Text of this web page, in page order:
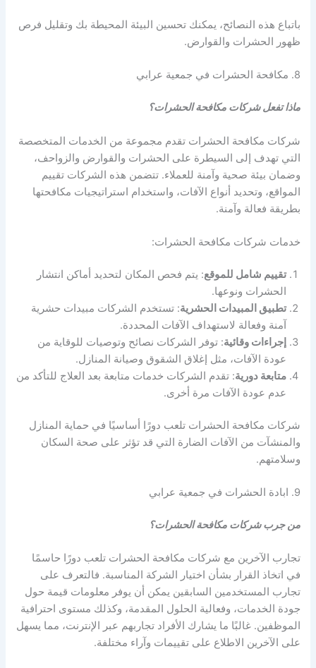
باتباع هذه النصائح، يمكنك تحسين البيئة المحيطة بك وتقليل فرص
ظهور الحشرات والقوارض.
8. مكافحة الحشرات في جمعية عرابي
ماذا تفعل شركات مكافحة الحشرات؟
شركات مكافحة الحشرات تقدم مجموعة من الخدمات المتخصصة
التي تهدف إلى السيطرة على الحشرات والقوارض والزواحف،
وضمان بيئة صحية وآمنة للعملاء. تتضمن هذه الشركات تقييم
المواقع، وتحديد أنواع الآفات، واستخدام استراتيجيات مكافحتها
بطريقة فعالة وآمنة.
خدمات شركات مكافحة الحشرات:
تقييم شامل للموقع: يتم فحص المكان لتحديد أماكن انتشار
الحشرات ونوعها.
تطبيق المبيدات الحشرية: تستخدم الشركات مبيدات حشرية
آمنة وفعالة لاستهداف الآفات المحددة.
إجراءات وقائية: توفر الشركات نصائح وتوصيات للوقاية من
عودة الآفات، مثل إغلاق الشقوق وصيانة المنازل.
متابعة دورية: تقدم الشركات خدمات متابعة بعد العلاج للتأكد من
عدم عودة الآفات مرة أخرى.
شركات مكافحة الحشرات تلعب دورًا أساسيًا في حماية المنازل
والمنشآت من الآفات الضارة التي قد تؤثر على صحة السكان
وسلامتهم.
9. ابادة الحشرات في جمعية عرابي
من جرب شركات مكافحة الحشرات؟
تجارب الآخرين مع شركات مكافحة الحشرات تلعب دورًا حاسمًا
في اتخاذ القرار بشأن اختيار الشركة المناسبة. فالتعرف على
تجارب المستخدمين السابقين يمكن أن يوفر معلومات قيمة حول
جودة الخدمات، وفعالية الحلول المقدمة، وكذلك مستوى احترافية
الموظفين. غالبًا ما يشارك الأفراد تجاربهم عبر الإنترنت، مما يسهل
على الآخرين الاطلاع على تقييمات وآراء مختلفة.